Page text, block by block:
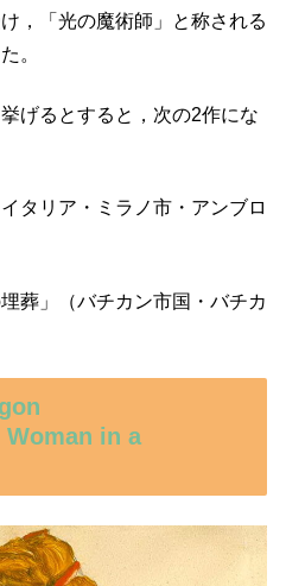
，「光の魔術師」と称される
。
げるとすると，次の2作にな
タリア・ミラノ市・アンブロ
葬」（バチカン市国・バチカ
in a